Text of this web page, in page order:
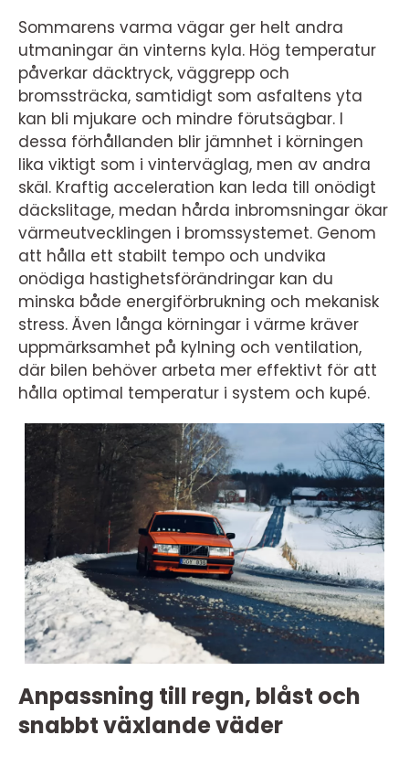
Sommarens varma vägar ger helt andra
utmaningar än vinterns kyla. Hög temperatur
påverkar däcktryck, väggrepp och
bromssträcka, samtidigt som asfaltens yta
kan bli mjukare och mindre förutsägbar. I
dessa förhållanden blir jämnhet i körningen
lika viktigt som i vinterväglag, men av andra
skäl. Kraftig acceleration kan leda till onödigt
däckslitage, medan hårda inbromsningar ökar
värmeutvecklingen i bromssystemet. Genom
att hålla ett stabilt tempo och undvika
onödiga hastighetsförändringar kan du
minska både energiförbrukning och mekanisk
stress. Även långa körningar i värme kräver
uppmärksamhet på kylning och ventilation,
där bilen behöver arbeta mer effektivt för att
hålla optimal temperatur i system och kupé.
Anpassning till regn, blåst och
snabbt växlande väder